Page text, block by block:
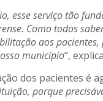
esse serviço tão
Como todos
aos
município“,
dos pacientes é
porque